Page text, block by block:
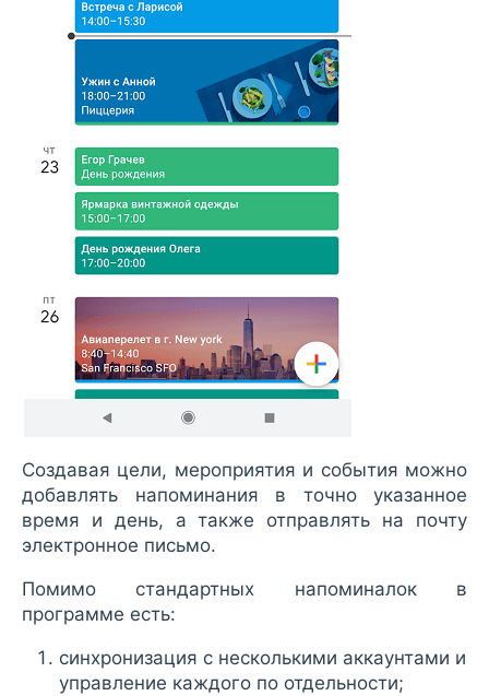
Создавая цели, мероприятия и события можно
добавлять напоминания в точно указанное
время и день, а также отправлять на почту
электронное письмо.
Помимо стандартных напоминалок в
программе есть:
синхронизация с несколькими аккаунтами и
управление каждого по отдельности;